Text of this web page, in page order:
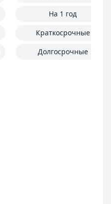
На 1 год
Краткосрочные
Долгосрочные